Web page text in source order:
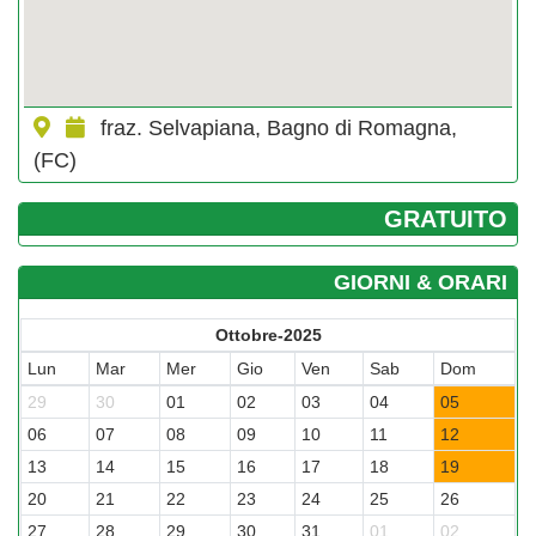
fraz. Selvapiana, Bagno di Romagna,
(FC)
GRATUITO
GIORNI & ORARI
Ottobre-2025
Lun
Mar Mer Gio Ven Sab
Dom
29
30 01 02 03 04
05
06
07 08 09 10 11
12
13
14 15 16 17 18
19
20
21 22 23 24 25
26
27
28 29 30 31 01
02